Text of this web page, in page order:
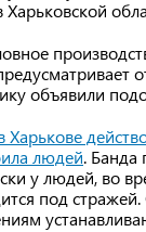
объявили
Харькове
людей. Банда
у людей, во
под